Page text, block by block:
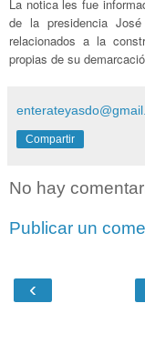
La notica les fue
de la presidencia
relacionados a la
propias de su
Compartir
No hay
Publicar un
‹